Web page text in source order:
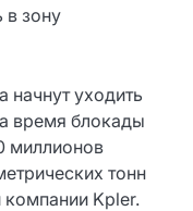
в зону
начнут уходить
время блокады
миллионов
тонн
Kpler.